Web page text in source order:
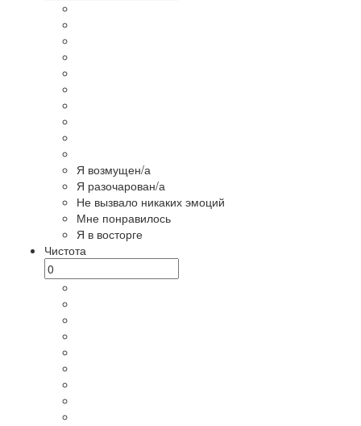
Я возмущен/а
Я разочарован/а
Не вызвало никаких эмоций
Мне понравилось
Я в восторге
Чистота